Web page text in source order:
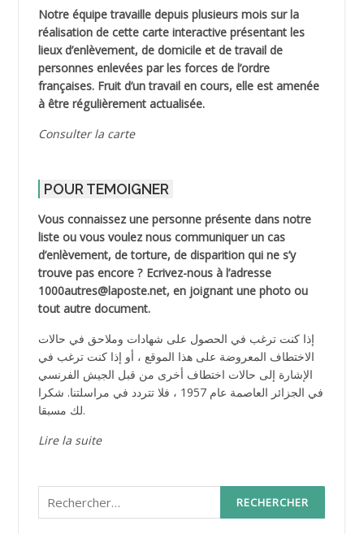
Notre équipe travaille depuis plusieurs mois sur la
réalisation de cette carte interactive présentant les
lieux d’enlèvement, de domicile et de travail de
personnes enlevées par les forces de l’ordre
françaises. Fruit d’un travail en cours, elle est amenée
à être régulièrement actualisée.
Consulter la carte
POUR TEMOIGNER
Vous connaissez une personne présente dans notre
liste ou vous voulez nous communiquer un cas
d’enlèvement, de torture, de disparition qui ne s’y
trouve pas encore ? Ecrivez-nous à l’adresse
1000autres@laposte.net, en joignant une photo ou
tout autre document.
إذا كنت ترغب في الحصول على شهادات وملاحق في حالات
الاختطاف المعروضة على هذا الموقع ، أو إذا كنت ترغب في
الإشارة إلى حالات اختطاف أخرى من قبل الجيش الفرنسي
في الجزائر العاصمة عام 1957 ، فلا تتردد في مراسلتنا. شكرا
لك مسبقا.
Lire la suite
Rechercher :